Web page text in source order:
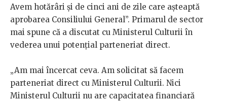
Avem hotărâri și de cinci ani de zile care așteaptă
aprobarea Consiliului General”. Primarul de sector
mai spune că a discutat cu Ministerul Culturii în
vederea unui potențial parteneriat direct.
„Am mai încercat ceva. Am solicitat să facem
parteneriat direct cu Ministerul Culturii. Nici
Ministerul Culturii nu are capacitatea financiară